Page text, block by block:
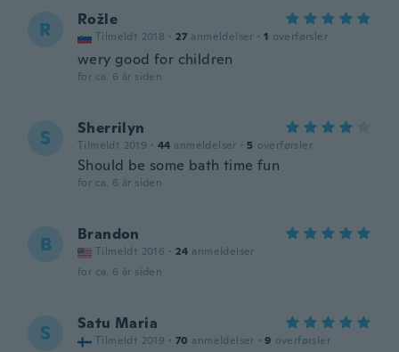
R Rožle
Tilmeldt 2018 · 27 anmeldelser · 1 overførsler
wery good for children
for ca. 6 år siden
S Sherrilyn
Tilmeldt 2019 · 44 anmeldelser · 5 overførsler
Should be some bath time fun
for ca. 6 år siden
B Brandon
Tilmeldt 2016 · 24 anmeldelser
for ca. 6 år siden
S Satu Maria
Tilmeldt 2019 · 70 anmeldelser · 9 overførsler